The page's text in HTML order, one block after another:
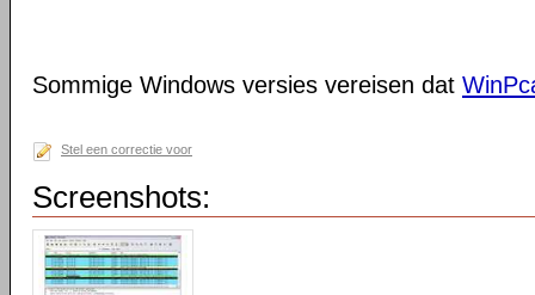
Sommige Windows versies vereisen dat
Stel een correctie voor
Screenshots: